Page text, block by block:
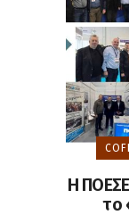
Η
το